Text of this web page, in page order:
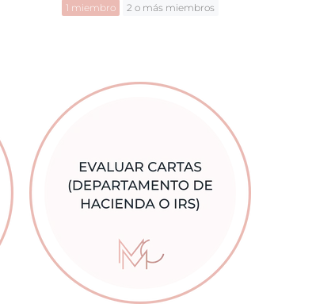
1 miembro 2 o más miembros